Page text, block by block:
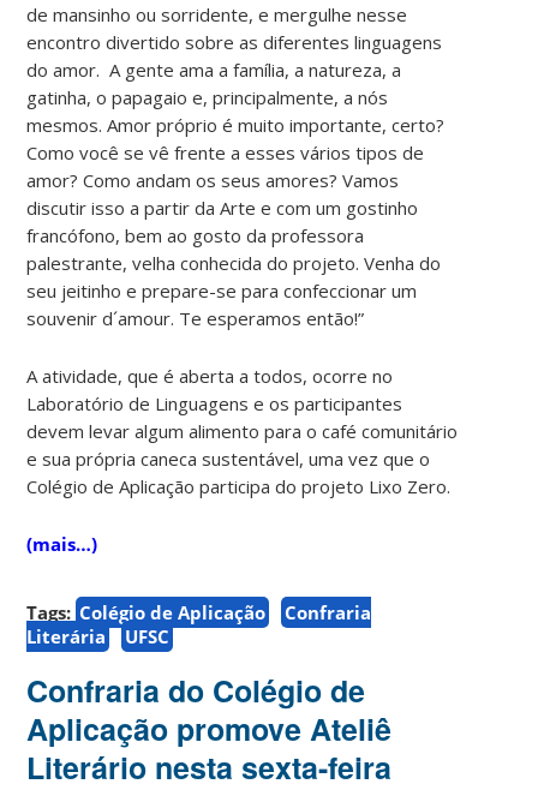
de mansinho ou sorridente, e mergulhe nesse
encontro divertido sobre as diferentes linguagens
do amor. A gente ama a família, a natureza, a
gatinha, o papagaio e, principalmente, a nós
mesmos. Amor próprio é muito importante, certo?
Como você se vê frente a esses vários tipos de
amor? Como andam os seus amores? Vamos
discutir isso a partir da Arte e com um gostinho
francófono, bem ao gosto da professora
palestrante, velha conhecida do projeto. Venha do
seu jeitinho e prepare-se para confeccionar um
souvenir d´amour. Te esperamos então!”
A atividade, que é aberta a todos, ocorre no
Laboratório de Linguagens e os participantes
devem levar algum alimento para o café comunitário
e sua própria caneca sustentável, uma vez que o
Colégio de Aplicação participa do projeto Lixo Zero.
(mais…)
Tags: Colégio de Aplicação
Confraria
Literária
UFSC
Confraria do Colégio de
Aplicação promove Ateliê
Literário nesta sexta-feira